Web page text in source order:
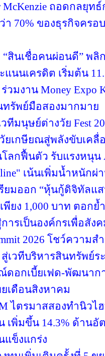
McKenzie ถอดกลยุท
า 70% ของธุรกิจคร
สินเชื่อคนผ่อนดี” พลิ
นนเครดิต เริ่มต้น
มงาน Money Expo
ทรัพย์มือสองมากมาย
วทีมนุษย์ต่างวัย Fest
เกษียณสู่พลังขับเคลื่
ลกฟื้นตัว รับแรงหนุน
เน้นเพิ่มน้ำหนักผ่
ยมออก “หุ้นกู้ดิจิทัลแ
พียง 1,000 บาท ตอก
ารเป็นองค์กรเพื่อสัง
2026 โชว์ความส
เวทีบริหารสินทรัพย์ร
อกเบี้ยเฟด-พัฒนาก
เดือนสิงหาคม
ไตรมาสสองทำนิวไ
เพิ่มขึ้น 14.3% ด้านอั
แข็งแกร่ง